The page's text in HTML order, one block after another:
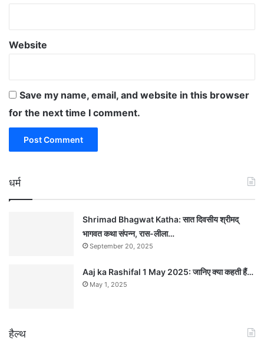
Website
Save my name, email, and website in this browser
for the next time I comment.
धर्म
Shrimad Bhagwat Katha: सात दिवसीय श्रीमद्
भागवत कथा संपन्न, रास-लीला…
September 20, 2025
Aaj ka Rashifal 1 May 2025: जानिए क्या कहती हैं…
May 1, 2025
हैल्थ